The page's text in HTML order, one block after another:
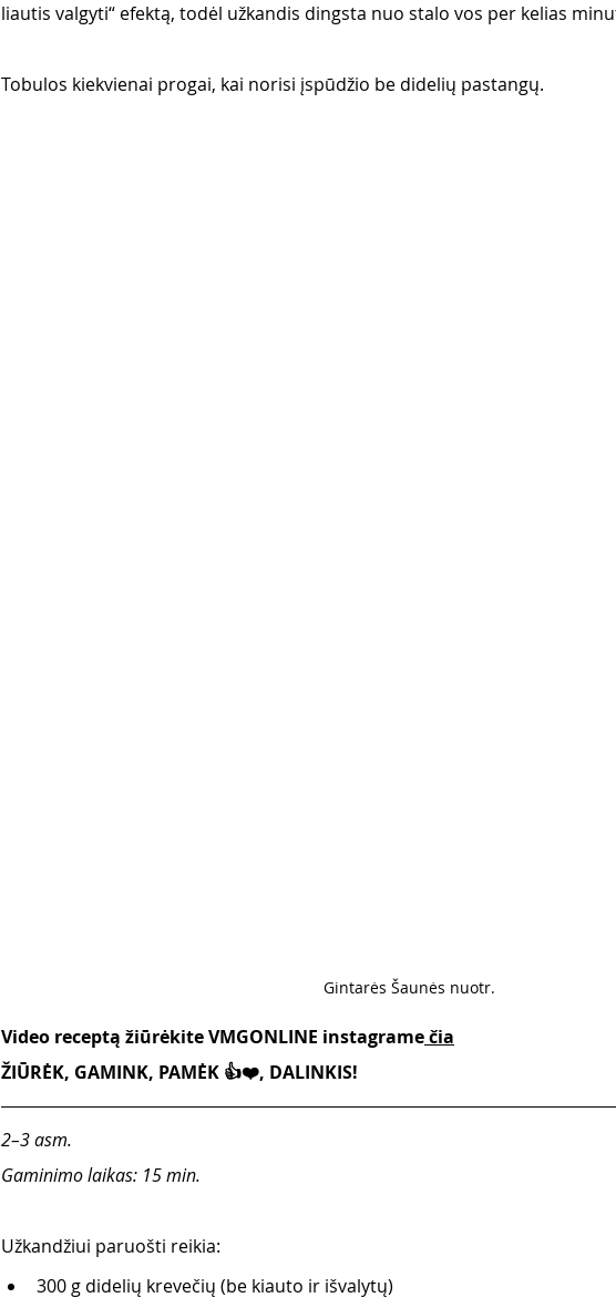
liautis valgyti“ efektą, todėl užkandis dingsta nuo stalo vos per kelias
Tobulos kiekvienai progai, kai norisi įspūdžio be didelių pastangų.
Gintarės Šaunės nuotr.
Video receptą žiūrėkite VMGONLINE instagrame čia
ŽIŪRĖK, GAMINK, PAMĖK 👍❤️, DALINKIS!
2–3 asm.
Gaminimo laikas: 15 min.
Užkandžiui paruošti reikia:
300 g didelių krevečių (be kiauto ir išvalytų)